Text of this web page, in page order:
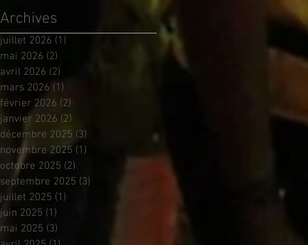
Archives
juillet 2026 (1)
mai 2026 (2)
avril 2026 (2)
mars 2026 (1)
février 2026 (2)
janvier 2026 (2)
décembre 2025 (3)
novembre 2025 (1)
octobre 2025 (2)
septembre 2025 (3)
juillet 2025 (1)
juin 2025 (1)
mai 2025 (3)